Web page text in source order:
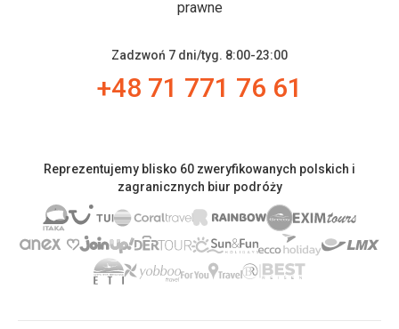
prawne
Zadzwoń 7 dni/tyg. 8:00-23:00
+48 71 771 76 61
Reprezentujemy blisko 60 zweryfikowanych polskich i
zagranicznych biur podróży